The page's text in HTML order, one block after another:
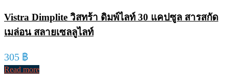
Vistra Dimplite วิสทร้า ดิมพ์ไลท์ 30 แคปซูล สารสกัด
เมล่อน สลายเซลลูไลท์
305 ฿
Read more